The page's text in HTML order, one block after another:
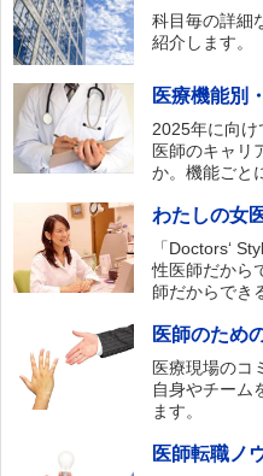
科目毎の詳細
紹介します。
医療機能別
2025年に向け
医師のキャリ
か。機能ごと
わたしの女
「Doctors‘
性医師だから
師だからでき
医師のため
医療現場のコ
自身やチーム
ます。
医師転職ノ